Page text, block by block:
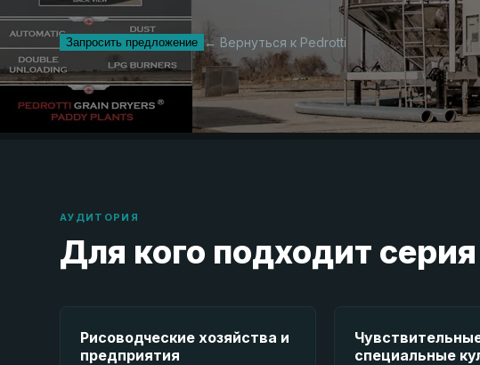
Запросить предложение ← Вернуться к Pedrotti
АУДИТОРИЯ
Для кого подходит
Рисоводческие хозяйства и
предприятия
специальные